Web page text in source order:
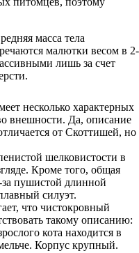
масса тела
малютки весом в 2-
лишь за счет
несколько характерных
внешности. Да, описание
от Скоттишей, но
шелковистости в
Кроме того, общая
за пушистой длинной
силуэт.
что чистокровный
такому описанию:
кота находится в
Корпус крупный.